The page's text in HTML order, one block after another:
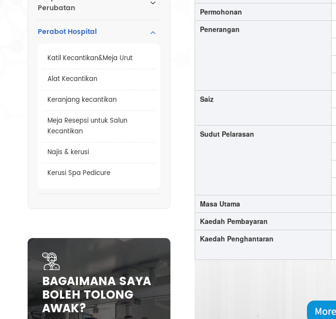
Permohonan
Penerangan
Saiz
Sudut Pelarasan
Masa Utama
Kaedah Pembayaran
Kaedah Penghantaran
Perubatan
Perabot Hospital
Katil Kecantikan&Meja Urut
Alat Kecantikan
Keranjang kecantikan
Meja Resepsi untuk Salun
Kecantikan
Najis & kerusi
Kerusi Spa Pedicure
BAGAIMANA SAYA
BOLEH TOLONG
AWAK?